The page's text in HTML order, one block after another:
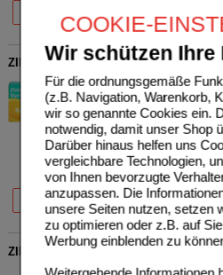
COOKIE-
Wir schützen Ihre
Für die ordnungsgemäße
(z.B. Navigation, Warenkorb,
wir so genannte Cookies ein.
notwendig, damit unser Shop
Darüber hinaus helfen uns
vergleichbare Technologien,
von Ihnen bevorzugte
anzupassen. Die
unsere Seiten nutzen, setzen
zu optimieren oder z.B. auf
Werbung einblenden zu
ZINKLETTEN Verla Orange
Verla-Pharm Arzneimittel
GmbH & Co. KG
09704820
100St Lutschtabletten
50 St
29%
100 St
30%
ZINK HEXAL Brausetabletten
Hexal AG